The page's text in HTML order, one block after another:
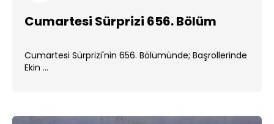
Cumartesi Sürprizi 656. Bölüm
Cumartesi Sürprizi'nin 656. Bölümünde; Başrollerinde
Ekin ...